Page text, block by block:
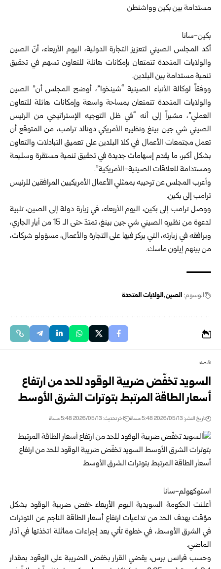
بكين-سانا
أكد المجلس الصيني لتعزيز التجارة الدولية، اليوم الأربعاء، أنّ الصين
والولايات المتحدة تتمتعان بإمكانات هائلة للتعاون تسهم في تحقيق
تنمية مستدامة بين البلدين.
ووفقاً لوكالة الأنباء الصينية “شينخوا”، أوضح المجلس أن” الصين
والولايات المتحدة تتمتعان بمساحة واسعة وإمكانات هائلة للتعاون
العملي”، مشيراً إلى أنه “في ظل التوجيه الإستراتيجي من الرئيس
الصيني شي جين بينغ ونظيره الأمريكي دونالد ترامب، من المتوقع أن
تعمل مجتمعات الأعمال في كلا البلدين على تعميق التبادلات والتعاون
بشكل أكبر، ما يقدم إسهامات جديدة في تحقيق تنمية مستقرة وسليمة
ومستدامة للعلاقات الصينية-الأمريكية”.
وأعرب المجلس عن ترحيبه بممثلي الأعمال الأمريكيين المرافقين للرئيس
ترامب إلى بكين.
ووصل ترامب إلى بكين، اليوم الأربعاء، في زيارة دولة إلى الصين، تلبية
لدعوة من نظيره الصيني شي جين بينغ، تمتدّ حتى الـ 15 من أيار الجاري،
ويرافقه في زيارته، التي يركز فيها على التجارة والأعمال، مسؤولو شركات،
من بينهم إيلون ماسك.
الوسوم: الصين الولايات المتحدة
اقتصاد
السويد تخفّض ضريبة الوقود للحد من ارتفاع
أسعار الطاقة المرتبط بتوترات الشرق الأوسط
تاريخ النشر: 2026/05/13 5:48 مساءً اخر تحديث: 2026/05/13 5:48 مساءً
استوكهولم-سانا
أعلنت الحكومة السويدية اليوم الأربعاء خفض ضريبة الوقود بشكل
مؤقت بهدف الحد من تداعيات ارتفاع أسعار الطاقة الناجم عن التوترات
في الشرق الأوسط، في خطوة تأتي بعد إجراءات مماثلة اتخذتها في آذار
الماضي.
وحسب فرانس برس، يقضي القرار بخفض الضريبة على الوقود بمقدار